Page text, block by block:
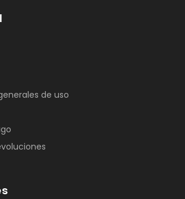
de uso